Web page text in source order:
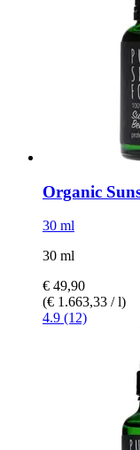
Organic
30 ml
30 ml
€ 49,90
(€ 1.663,33 / l)
4.9 (12)